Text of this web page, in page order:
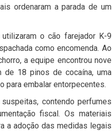
ordenaram a parada de um
o cão farejador K-9
como encomenda. Ao
a equipe encontrou nove
de 18 pinos de cocaína, uma
para embalar entorpecentes.
contendo perfumes
fiscal. Os materiais
a adoção das medidas legais